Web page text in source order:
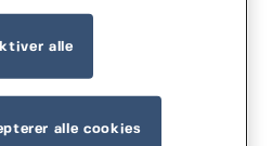
alle
alle cookies